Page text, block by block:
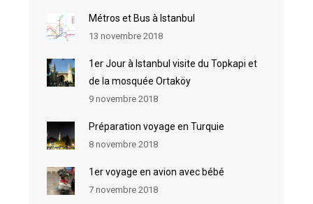
Métros et Bus à Istanbul
13 novembre 2018
1er Jour à Istanbul visite du Topkapi et
de la mosquée Ortaköy
9 novembre 2018
Préparation voyage en Turquie
8 novembre 2018
1er voyage en avion avec bébé
7 novembre 2018